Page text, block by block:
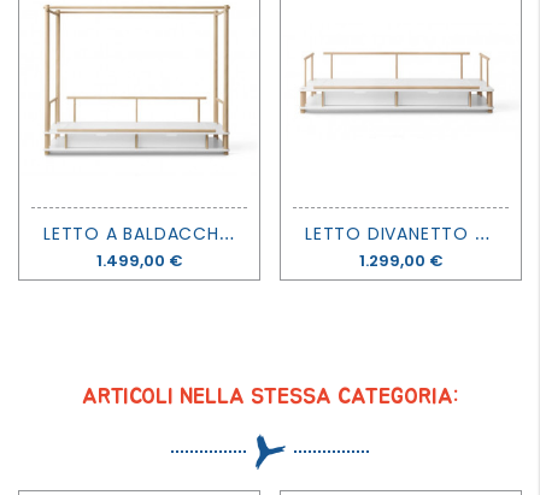
L
ETTO A BALDACCHINO CAMP - OLIVER FURNITURE
Prezzo
1.499,00 €
L
ETTO DIVANETTO CAMP - OLIVER FURNITURE
Prezzo
1.299,00 €
ARTICOLI NELLA STESSA CATEGORIA: